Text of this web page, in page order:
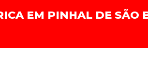
EM PINHAL DE SÃO